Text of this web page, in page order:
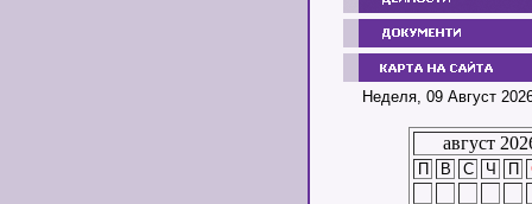
Неделя, 09 Август
август
П В С Ч П